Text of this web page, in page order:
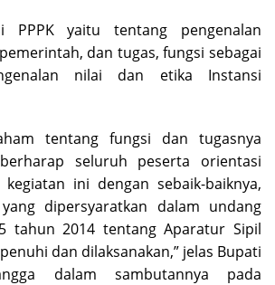
PPPK yaitu tentang pengenalan
dan tugas, fungsi sebagai
nilai dan etika Instansi
tentang fungsi dan tugasnya
seluruh peserta orientasi
ini dengan sebaik-baiknya,
dipersyaratkan dalam undang
tahun 2014 tentang Aparatur Sipil
dan dilaksanakan,” jelas Bupati
dalam sambutannya pada